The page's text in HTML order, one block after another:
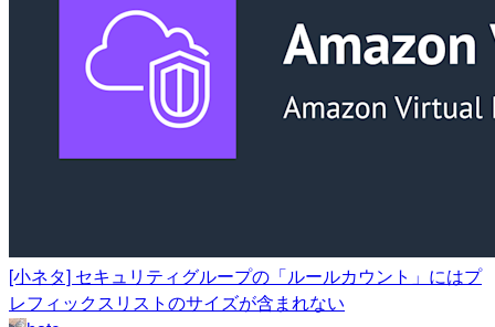
[小ネタ] セキュリティグループの「ルールカウント」にはプ
レフィックスリストのサイズが含まれない